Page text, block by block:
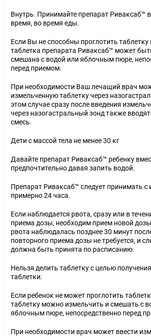
Внутрь. Принимайте препарат Риваксаб™
время, во время еды.
Если Вы не способны проглотить таблетку
таблетка препарата Риваксаб™ может
смешана с водой или яблочным пюре,
перед приемом.
При необходимости Ваш лечащий врач
измельченную таблетку через
этом случае сразу после введения
через назогастральный зонд также
смесь.
Дети с массой тела не менее 30 кг
Давайте препарат Риваксаб™ ребенку
предпочтительно давая запить водой.
Препарат Риваксаб™ следует принимать с
примерно 24 часа.
Если наблюдается рвота, сразу или в
приема дозы, необходим прием новой
рвота наблюдалась позднее 30 минут
повторного приема дозы не требуется, и
должна быть принята по расписанию.
Нельзя делить таблетку с целью
таблетки.
Если ребенок не может проглотить
таблетку можно измельчить и смешать с
яблочным пюре, непосредственно перед
При необходимости врач может ввести